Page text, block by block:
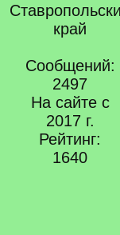
край
Сообщений:
2497
На сайте с
2017 г.
Рейтинг:
1640